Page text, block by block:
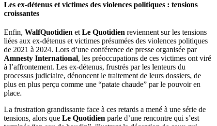
Les ex-détenus et victimes des violences politiques : tensions
croissantes
Enfin, WalfQuotidien et Le Quotidien reviennent sur les tensions
liées aux ex-détenus et victimes présumées des violences politiques
de 2021 à 2024. Lors d’une conférence de presse organisée par
Amnesty International, les préoccupations de ces victimes ont viré
à l’affrontement. Les ex-détenus, frustrés par les lenteurs du
processus judiciaire, dénoncent le traitement de leurs dossiers, de
plus en plus perçu comme une “patate chaude” par le pouvoir en
place.
La frustration grandissante face à ces retards a mené à une série de
tensions, alors que Le Quotidien parle d’une rencontre qui s’est